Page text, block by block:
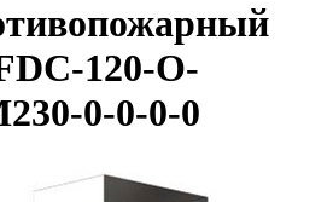
120-O-
0-0-0-0